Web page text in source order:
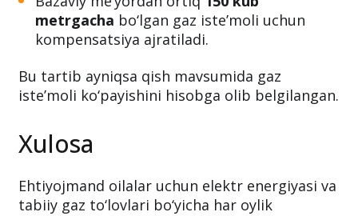
Boshqa oylarda
metrgachabo‘lgan gaz iste’moli uchun
kompensatsiya ajratiladi.
Bu tartib ayniqsa qish mavsumida gaz
iste’moli ko‘payishini hisobga olib belgilangan.
Xulosa